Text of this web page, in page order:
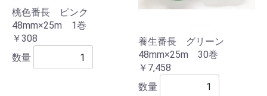
桃色番長 ピンク
48mm×25m 1巻
￥308
数量
養生番長 グリーン
48mm×25m 30巻
￥7,458
数量